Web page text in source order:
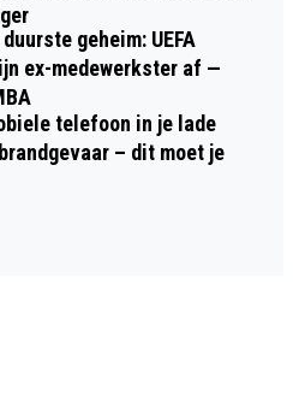
geheim: UEFA
ex-medewerkster af —
telefoon in je lade
– dit moet je